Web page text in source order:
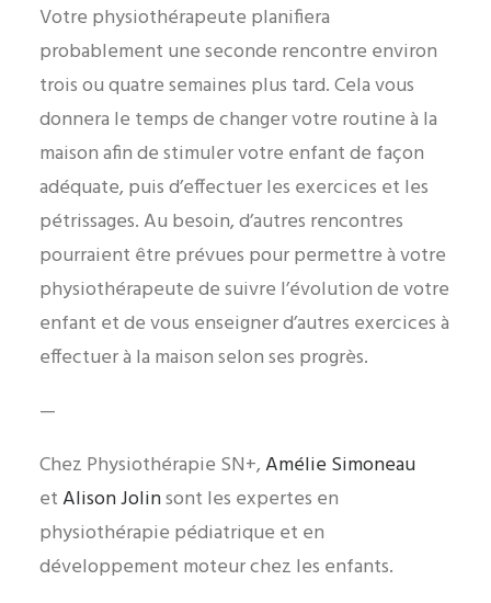
Votre physiothérapeute planifiera
probablement une seconde rencontre environ
trois ou quatre semaines plus tard. Cela vous
donnera le temps de changer votre routine à la
maison afin de stimuler votre enfant de façon
adéquate, puis d’effectuer les exercices et les
pétrissages. Au besoin, d’autres rencontres
pourraient être prévues pour permettre à votre
physiothérapeute de suivre l’évolution de votre
enfant et de vous enseigner d’autres exercices à
effectuer à la maison selon ses progrès.
—
Chez Physiothérapie SN+,Amélie Simoneau
etAlison Jolinsont les expertes en
physiothérapie pédiatrique et en
développement moteur chez les enfants.